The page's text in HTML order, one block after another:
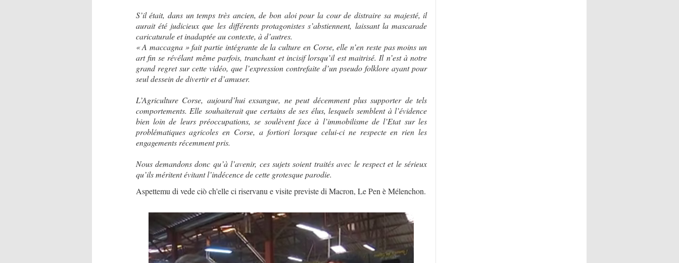
S’il était, dans un temps très ancien, de bon aloi pour la cour de distraire sa majesté, il
aurait été judicieux que les différents protagonistes s’abstiennent, laissant la mascarade
caricaturale et inadaptée au contexte, à d’autres.
« A maccagna » fait partie intégrante de la culture en Corse, elle n’en reste pas moins un
art fin se révélant même parfois, tranchant et incisif lorsqu’il est maitrisé. Il n’est à notre
grand regret sur cette vidéo, que l’expression contrefaite d’un pseudo folklore ayant pour
seul dessein de divertir et d’amuser.
L’Agriculture Corse, aujourd’hui exsangue, ne peut décemment plus supporter de tels
comportements. Elle souhaiterait que certains de ses élus, lesquels semblent à l’évidence
bien loin de leurs préoccupations, se soulèvent face à l’immobilisme de l’Etat sur les
problématiques agricoles en Corse, a fortiori lorsque celui-ci ne respecte en rien les
engagements récemment pris.
Nous demandons donc qu’à l’avenir, ces sujets soient traités avec le respect et le sérieux
qu’ils méritent évitant l’indécence de cette grotesque parodie.
Aspettemu di vede ciò ch'elle ci riservanu e visite previste di Macron, Le Pen è Mélenchon.